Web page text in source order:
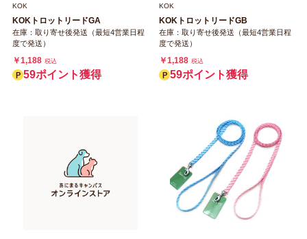
KOK
KOKトロットリードGA
在庫：取り寄せ後発送（最短4営業日程
度で発送）
￥1,188 税込
59ポイント獲得
KOK
KOKトロットリードGB
在庫：取り寄せ後発送（最短4営業日程
度で発送）
￥1,188 税込
59ポイント獲得